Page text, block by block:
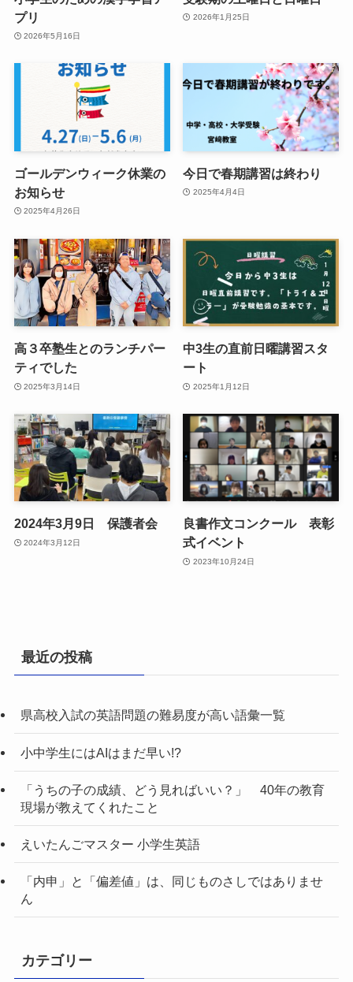
プリ
2026年5月16日
2026年1月25日
ゴールデンウィーク休業の
お知らせ
2025年4月26日
今日で春期講習は終わり
2025年4月4日
高３卒塾生とのランチパー
ティでした
2025年3月14日
中3生の直前日曜講習スタ
ート
2025年1月12日
2024年3月9日 保護者会
2024年3月12日
良書作文コンクール 表彰
式イベント
2023年10月24日
最近の投稿
県高校入試の英語問題の難易度が高い語彙一覧
小中学生にはAIはまだ早い!?
「うちの子の成績、どう見ればいい？」 40年の教育
現場が教えてくれたこと
えいたんごマスター 小学生英語
「内申」と「偏差値」は、同じものさしではありませ
ん
カテゴリー